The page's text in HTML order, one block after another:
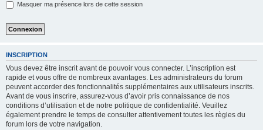
Masquer ma présence lors de cette session
INSCRIPTION
Vous devez être inscrit avant de pouvoir vous connecter. L’inscription est
rapide et vous offre de nombreux avantages. Les administrateurs du forum
peuvent accorder des fonctionnalités supplémentaires aux utilisateurs inscrits.
Avant de vous inscrire, assurez-vous d’avoir pris connaissance de nos
conditions d’utilisation et de notre politique de confidentialité. Veuillez
également prendre le temps de consulter attentivement toutes les règles du
forum lors de votre navigation.